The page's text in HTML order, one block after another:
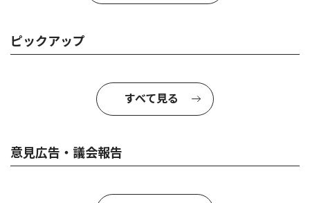
ピックアップ
すべて見る
意見広告・議会報告